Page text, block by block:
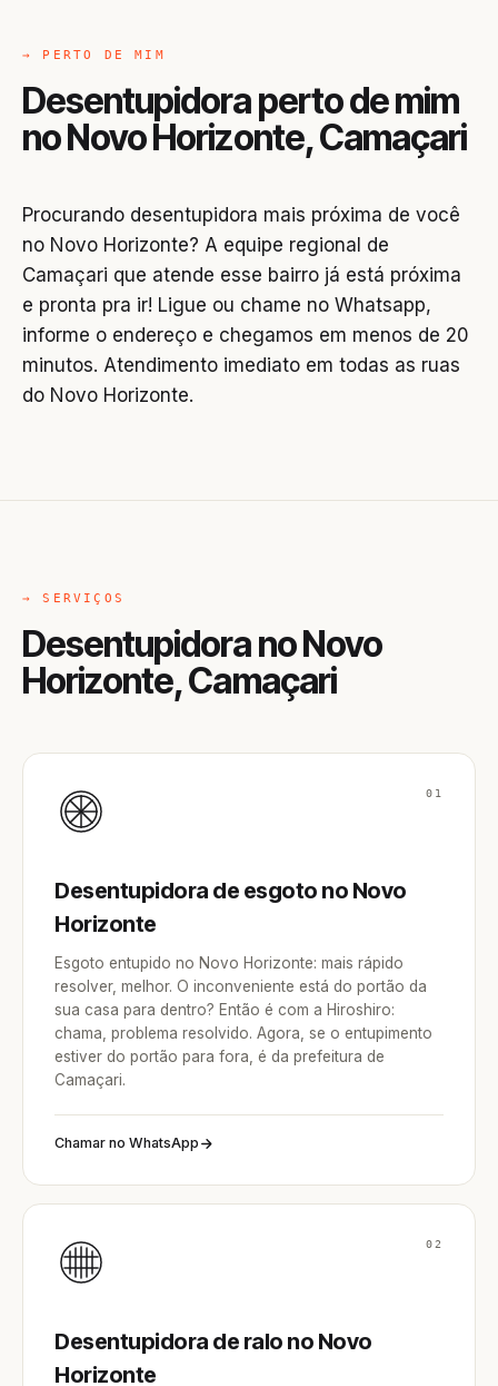
→ PERTO DE MIM
Desentupidora perto de mim
no Novo Horizonte, Camaçari
Procurando desentupidora mais próxima de você
no Novo Horizonte? A equipe regional de
Camaçari que atende esse bairro já está próxima
e pronta pra ir! Ligue ou chame no Whatsapp,
informe o endereço e chegamos em menos de 20
minutos. Atendimento imediato em todas as ruas
do Novo Horizonte.
→ SERVIÇOS
Desentupidora no Novo
Horizonte, Camaçari
01
Desentupidora de esgoto no Novo
Horizonte
Esgoto entupido no Novo Horizonte: mais rápido
resolver, melhor. O inconveniente está do portão da
sua casa para dentro? Então é com a Hiroshiro:
chama, problema resolvido. Agora, se o entupimento
estiver do portão para fora, é da prefeitura de
Camaçari.
Chamar no WhatsApp
02
Desentupidora de ralo no Novo
Horizonte